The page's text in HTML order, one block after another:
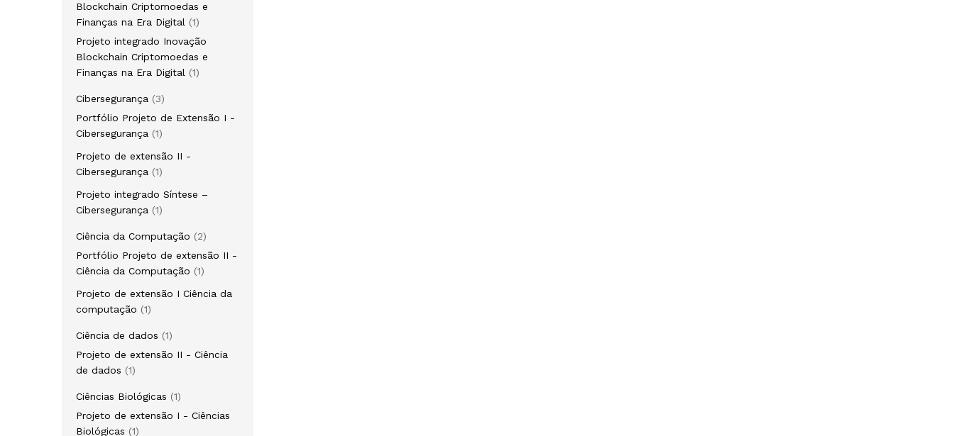
Blockchain Criptomoedas e
Finanças na Era Digital
11
produto
Projeto integrado Inovação
Blockchain Criptomoedas e
Finanças na Era Digital
11
Cibersegurança
33
produtos
Portfólio Projeto de Extensão I -
Cibersegurança
11
Projeto de extensão II -
Cibersegurança
11
Projeto integrado Síntese –
Cibersegurança
11
Ciência da Computação
22
produtos
Portfólio Projeto de extensão II -
Ciência da Computação
11
Projeto de extensão I Ciência da
computação
11
Ciência de dados
11
produto
Projeto de extensão II - Ciência
de dados
11
Ciências Biológicas
11
produto
Projeto de extensão I - Ciências
Biológicas
11